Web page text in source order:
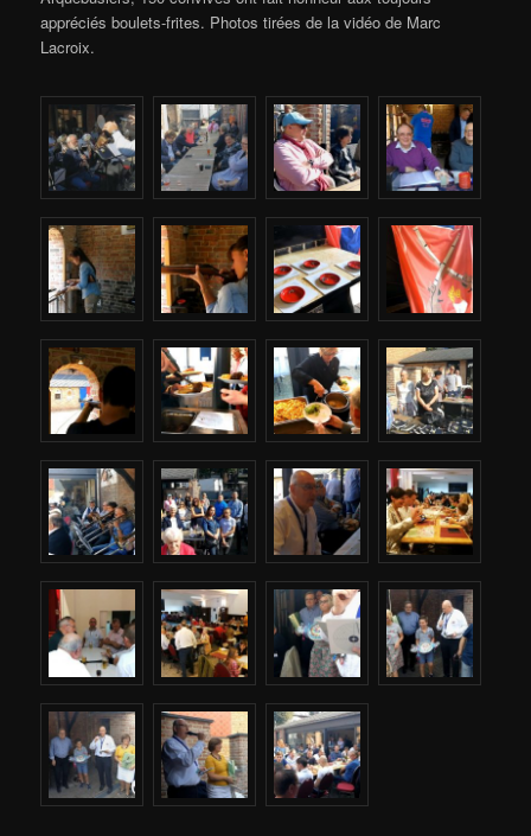
appréciés boulets-frites. Photos tirées de la vidéo de Marc
Lacroix.